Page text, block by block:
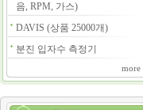
음, RPM, 가스)
DAVIS (상품 25000개)
분진 입자수 측정기
more